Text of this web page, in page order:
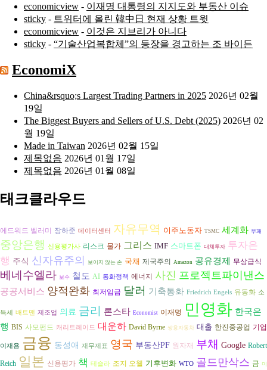
economicview - 이재명 대통령의 지지도와 부동산 이슈
sticky - 트위터에 올린 韓中日 현재 상황 트윗
economicview - 이것은 지브리가 아니다
sticky - “기술산업복합체”의 등장을 경고하는 조 바이든
EconomiX
China&rsquo;s Largest Trading Partners in 2025 2026년 02월
19일
The Biggest Buyers and Sellers of U.S. Debt (2025) 2026년 02
월 19일
Made in Taiwan 2026년 02월 15일
제목없음 2026년 01월 17일
제목없음 2026년 01월 08일
태크클라우드
에드워드 벨러미 장하준 데이터센터 자유무역 이주노동자 TSMC 세계화 부패
중앙은행 신용평가사 리스크 물가 그리스 IMF 스마트폰 대체투자 투자은
행 주식 신자유주의 보이지 않는 손 국채 제국주의 Amazon 공유경제 무상급식
베네수엘라 보수 철도 AI 통화정책 에너지 사진 프로젝트파이낸스
공공서비스 양적완화 최저임금 달러 기축통화 Friedrich Engels 유동화 소
득세 배트맨 제조업 의료 금리 론스타 Economist 이재명 민영화 한국은
행 BIS 사모펀드 캐리트레이드 대운하 David Byrne 쌍용자동차 대출 한진중공업 기업
이재용 금융 동성애 재무제표 영국 부동산PF 원자재 부채 Google Robert
Reich 일본 신용평가 책 테슬라 조지 오웰 기후변화 WTO 골드만삭스 금 미